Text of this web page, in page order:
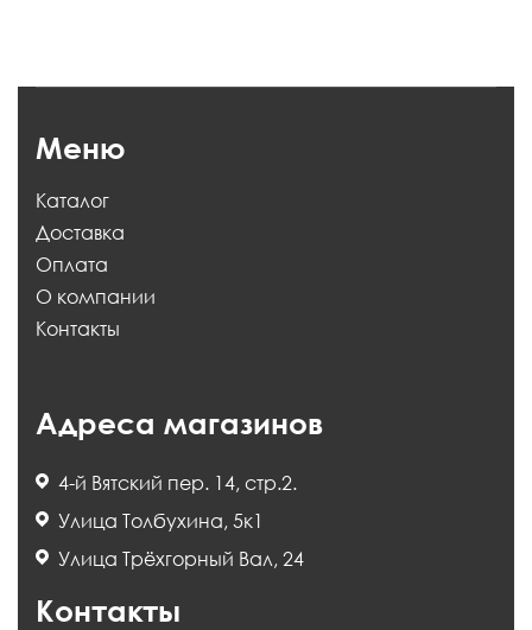
Меню
Каталог
Доставка
Оплата
О компании
Контакты
Адреса магазинов
4-й Вятский пер. 14, стр.2.
Улица Толбухина, 5к1
Улица Трёхгорный Вал, 24
Контакты